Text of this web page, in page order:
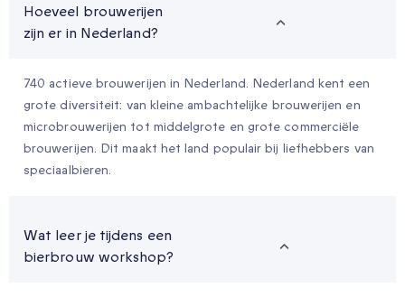
Hoeveel brouwerijen
zijn er in Nederland?
740 actieve brouwerijen in Nederland. Nederland kent een
grote diversiteit: van kleine ambachtelijke brouwerijen en
microbrouwerijen tot middelgrote en grote commerciële
brouwerijen. Dit maakt het land populair bij liefhebbers van
speciaalbieren.
Wat leer je tijdens een
bierbrouw workshop?